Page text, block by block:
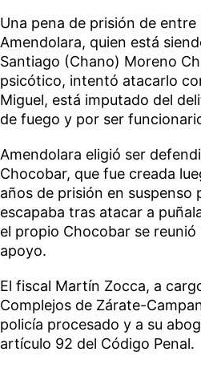
Una pena de prisión de
Amendolara, quien está
Santiago (Chano) Moreno
psicótico, intentó atacarlo
Miguel, está imputado del
de fuego y por ser
Amendolara eligió ser
Chocobar, que fue creada
años de prisión en suspenso
escapaba tras atacar a
el propio Chocobar se
apoyo.
El fiscal Martín Zocca, a
Complejos de Zárate-
policía procesado y a su
artículo 92 del Código Penal.